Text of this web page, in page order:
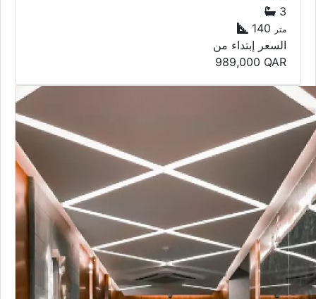
3
140 متر
السعر إبتداء من
989,000 QAR